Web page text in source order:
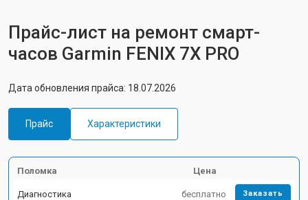
Прайс-лист на ремонт смарт-
часов Garmin FENIX 7X PRO
Дата обновления прайса: 18.07.2026
Прайс Характеристики
Поломка Цена
Диагностика бесплатно Заказать